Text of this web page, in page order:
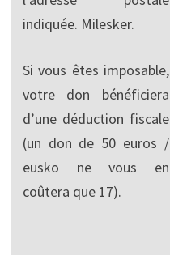
indiquée. Milesker.
Si vous êtes imposable,
votre don bénéficiera
d’une déduction fiscale
(un don de 50 euros /
eusko ne vous en
coûtera que 17).